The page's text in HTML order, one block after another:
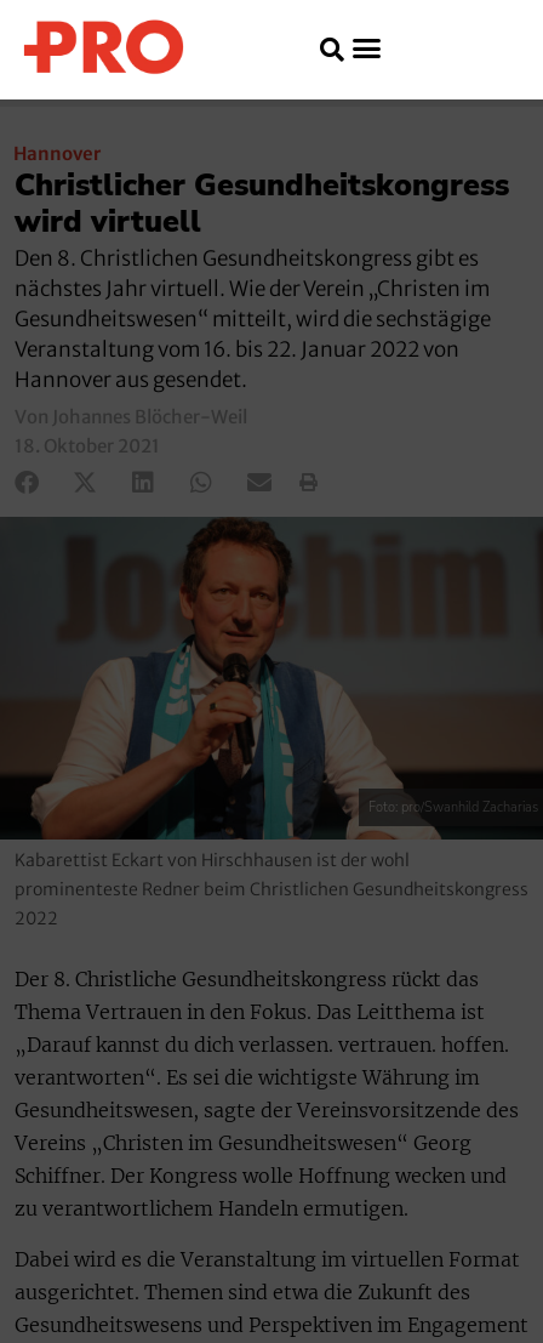
Hannover
Christlicher Gesundheitskongress
wird virtuell
Den 8. Christlichen Gesundheitskongress gibt es
nächstes Jahr virtuell. Wie der Verein „Christen im
Gesundheitswesen“ mitteilt, wird die sechstägige
Veranstaltung vom 16. bis 22. Januar 2022 von
Hannover aus gesendet.
Von Johannes Blöcher-Weil
18. Oktober 2021
Foto: pro/Swanhild Zacharias
Kabarettist Eckart von Hirschhausen ist der wohl
prominenteste Redner beim Christlichen Gesundheitskongress
2022
Der 8. Christliche Gesundheitskongress rückt das
Thema Vertrauen in den Fokus. Das Leitthema ist
„Darauf kannst du dich verlassen. vertrauen. hoffen.
verantworten“. Es sei die wichtigste Währung im
Gesundheitswesen, sagte der Vereinsvorsitzende des
Vereins „Christen im Gesundheitswesen“ Georg
Schiffner. Der Kongress wolle Hoffnung wecken und
zu verantwortlichem Handeln ermutigen.
Dabei wird es die Veranstaltung im virtuellen Format
ausgerichtet. Themen sind etwa die Zukunft des
Gesundheitswesens und Perspektiven im Engagement